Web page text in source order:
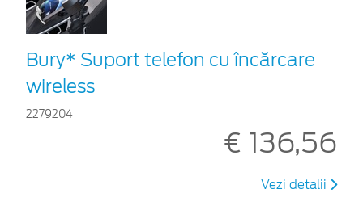
Bury* Suport telefon cu încărcare
wireless
2279204
€ 136,56
Vezi detalii